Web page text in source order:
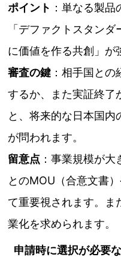
ポイント ：単なる製
「デファクトスタン
に価値を作る共創」が
審査の鍵 ：相手国と
するか、また実証終了
と、将来的な日本国
が問われます。
留意点 ：事業規模が
とのMOU（合意文書
て重要視されます。ま
業化を求められます。
申請時に選択が必要